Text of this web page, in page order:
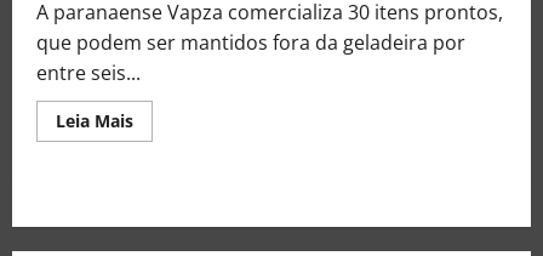
A paranaense Vapza comercializa 30 itens prontos,
que podem ser mantidos fora da geladeira por
entre seis...
Leia Mais